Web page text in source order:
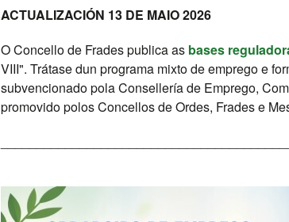
ACTUALIZACIÓN 13 DE MAIO 2026
O Concello de Frades publica as bases
VIII". Trátase dun programa mixto de emprego e
subvencionado pola Consellería de Emprego,
promovido polos Concellos de Ordes, Frades e